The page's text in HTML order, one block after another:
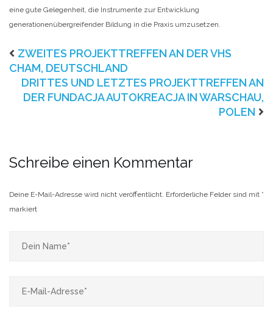
eine gute Gelegenheit, die Instrumente zur Entwicklung
generationenübergreifender Bildung in die Praxis umzusetzen.
ZWEITES PROJEKTTREFFEN AN DER VHS
CHAM, DEUTSCHLAND
DRITTES UND LETZTES PROJEKTTREFFEN AN
DER FUNDACJA AUTOKREACJA IN WARSCHAU,
POLEN
Schreibe einen Kommentar
Deine E-Mail-Adresse wird nicht veröffentlicht. Erforderliche Felder sind mit *
markiert